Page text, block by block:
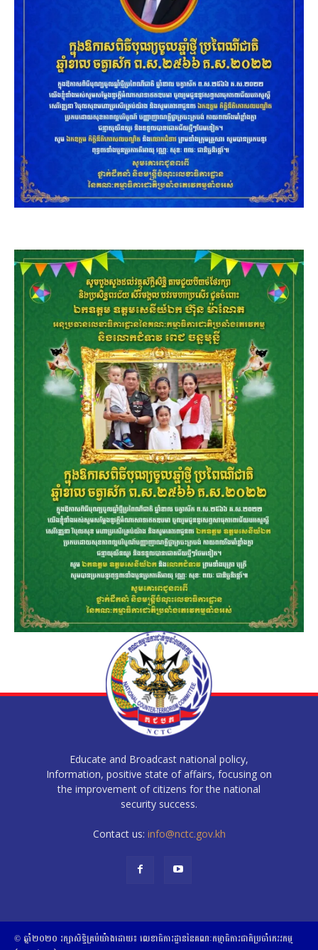
Educate and Broadcast national policy,
Information, positive state of affairs, focusing on
the improvement of citizens for the national
security success.
Contact us: info@nctc.gov.kh
© ឆ្នាំ២០២០​ ​រក្សាសិទ្ធិ​គ្រប់យ៉ាង​ដោយ​៖​ ​លេខាធិការដ្ឋាននៃគណៈកម្មាធិការជាតិប្រចាំភេរវកម្ម